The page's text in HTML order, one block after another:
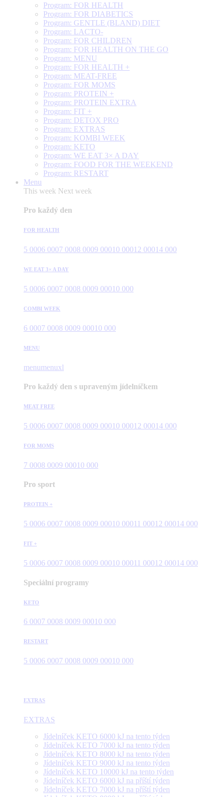
Program: FOR HEALTH
Program: FOR DIABETICS
Program: GENTLE (BLAND) DIET
Program: LACTO-
Program: FOR CHILDREN
Program: FOR HEALTH ON THE GO
Program: MENU
Program: FOR HEALTH +
Program: MEAT-FREE
Program: FOR MOMS
Program: PROTEIN +
Program: PROTEIN EXTRA
Program: FIT +
Program: DETOX PRO
Program: EXTRAS
Program: KOMBI WEEK
Program: KETO
Program: WE EAT 3× A DAY
Program: FOOD FOR THE WEEKEND
Program: RESTART
Menu
This week Next week
Pro každý den
FOR HEALTH
5 0006 0007 0008 0009 00010 00012 00014 000
WE EAT 3× A DAY
5 0006 0007 0008 0009 00010 000
COMBI WEEK
6 0007 0008 0009 00010 000
MENU
menumenuxl
Pro každý den s upraveným jídelníčkem
MEAT FREE
5 0006 0007 0008 0009 00010 00012 00014 000
FOR MOMS
7 0008 0009 00010 000
Pro sport
PROTEIN +
5 0006 0007 0008 0009 00010 00011 00012 00014 000
FIT +
5 0006 0007 0008 0009 00010 00011 00012 00014 000
Speciální programy
KETO
6 0007 0008 0009 00010 000
RESTART
5 0006 0007 0008 0009 00010 000
EXTRAS
EXTRAS
Jídelníček KETO 6000 kJ na tento týden
Jídelníček KETO 7000 kJ na tento týden
Jídelníček KETO 8000 kJ na tento týden
Jídelníček KETO 9000 kJ na tento týden
Jídelníček KETO 10000 kJ na tento týden
Jídelníček KETO 6000 kJ na příští týden
Jídelníček KETO 7000 kJ na příští týden